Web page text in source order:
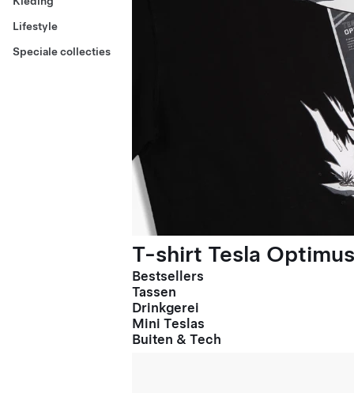
Lifestyle
Speciale collecties
T-shirt Tesla
Bestsellers
Tassen
Drinkgerei
Mini Teslas
Buiten & Tech